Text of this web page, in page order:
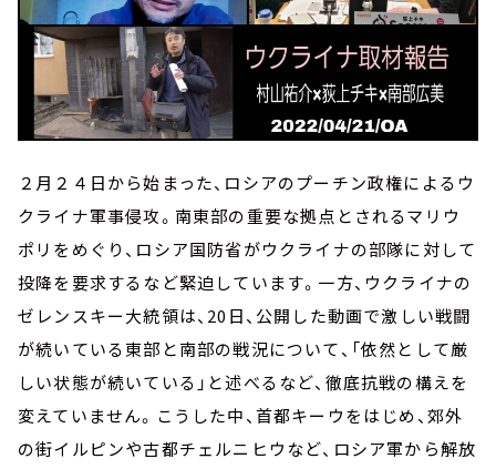
２月２４日から始まった、ロシアのプーチン政権によるウ
クライナ軍事侵攻。南東部の重要な拠点とされるマリウ
ポリをめぐり、ロシア国防省がウクライナの部隊に対して
投降を要求するなど緊迫しています。一方、ウクライナの
ゼレンスキー大統領は、20日、公開した動画で激しい戦闘
が続いている東部と南部の戦況について、「依然として厳
しい状態が続いている」と述べるなど、徹底抗戦の構えを
変えていません。こうした中、首都キーウをはじめ、郊外
の街イルピンや古都チェルニヒウなど、ロシア軍から解放